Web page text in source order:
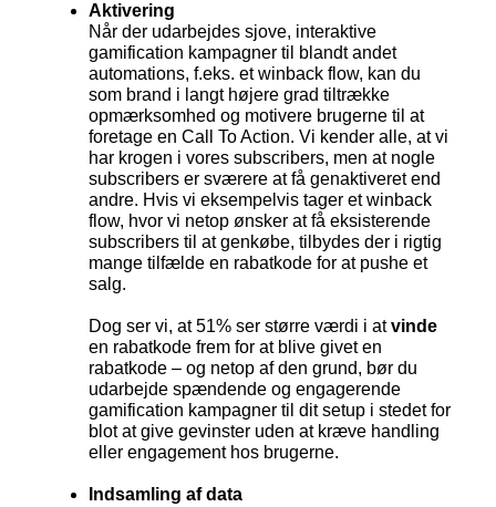
Aktivering
Når der udarbejdes sjove, interaktive
gamification kampagner til blandt andet
automations, f.eks. et winback flow, kan du
som brand i langt højere grad tiltrække
opmærksomhed og motivere brugerne til at
foretage en Call To Action. Vi kender alle, at vi
har krogen i vores subscribers, men at nogle
subscribers er sværere at få genaktiveret end
andre. Hvis vi eksempelvis tager et winback
flow, hvor vi netop ønsker at få eksisterende
subscribers til at genkøbe, tilbydes der i rigtig
mange tilfælde en rabatkode for at pushe et
salg.
Dog ser vi, at 51% ser større værdi i atvinde
en rabatkode frem for at blive givet en
rabatkode – og netop af den grund, bør du
udarbejde spændende og engagerende
gamification kampagner til dit setup i stedet for
blot at give gevinster uden at kræve handling
eller engagement hos brugerne.
Indsamling af data